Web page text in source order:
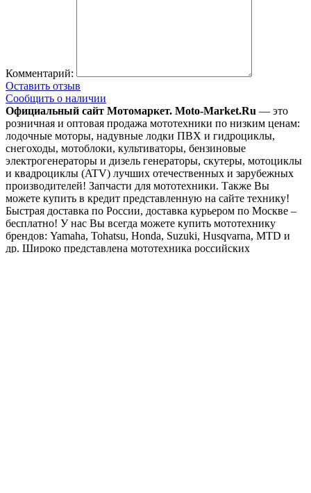
Комментарий:
Оставить отзыв
Сообщить о наличии
Официальный сайт Мотомаркет. Moto-Market.Ru — это
розничная и оптовая продажа мототехники по низким ценам:
лодочные моторы, надувные лодки ПВХ и гидроциклы,
снегоходы, мотоблоки, культиваторы, бензиновые
электрогенераторы и дизель генераторы, скутеры, мотоциклы
и квадроциклы (ATV) лучших отечественных и зарубежных
производителей! Запчасти для мототехники. Также Вы
можете купить в кредит представленную на сайте технику!
Быстрая доставка по России, доставка курьером по Москве –
бесплатно! У нас Вы всегда можете купить мототехнику
брендов: Yamaha, Tohatsu, Honda, Suzuki, Husqvarna, MTD и
др. Широко представлена мототехника российских